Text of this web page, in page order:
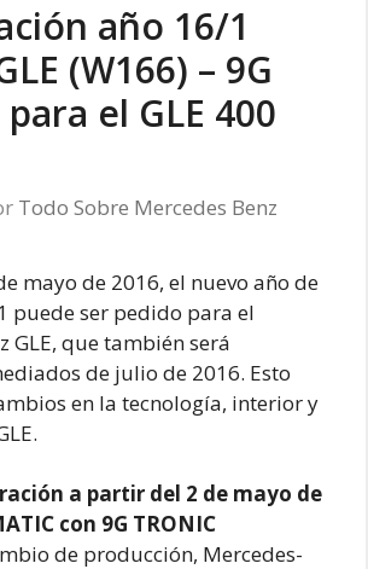
año 16/1
(W166) – 9G
para el GLE 400
Todo Sobre Mercedes Benz
mayo de 2016, el nuevo año de
puede ser pedido para el
GLE, que también será
de julio de 2016. Esto
en la tecnología, interior y
a partir del 2 de mayo de
con 9G TRONIC
de producción, Mercedes-